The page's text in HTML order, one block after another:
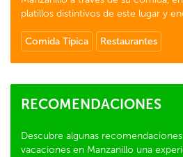
platillos distintivos de este lugar y
Comida Típica Restaurantes
RECOMENDACIONES
Descubre algunas
vacaciones en Manzanillo una